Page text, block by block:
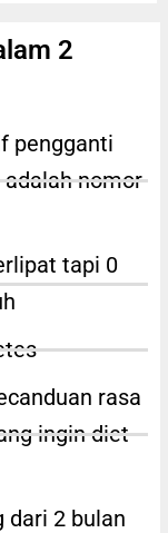
2
pengganti
nomor
tapi 0
rasa
ingin diet
dari 2 bulan